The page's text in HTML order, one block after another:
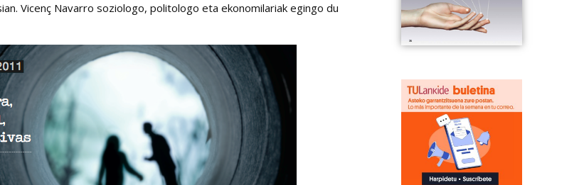
Vicenç Navarro soziologo, politologo eta ekonomilariak egingo du